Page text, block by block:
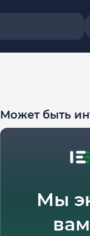
Может быть
Мы